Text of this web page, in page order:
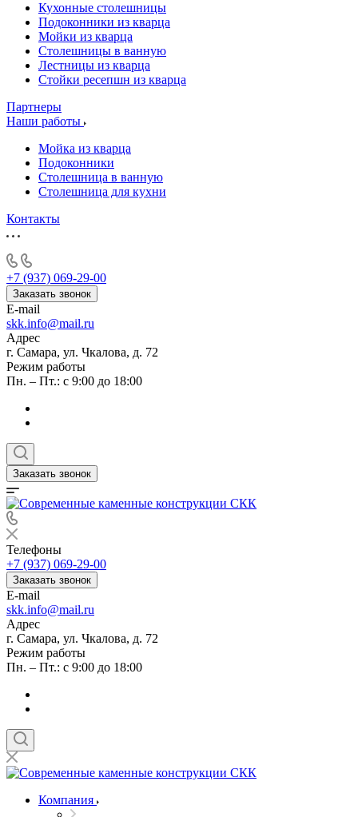
Кухонные столешницы
Подоконники из кварца
Мойки из кварца
Столешницы в ванную
Лестницы из кварца
Стойки ресепшн из кварца
Партнеры
Наши работы
Мойка из кварца
Подоконники
Столешница в ванную
Столешница для кухни
Контакты
+7 (937) 069-29-00
Заказать звонок
E-mail
skk.info@mail.ru
Адрес
г. Самара, ул. Чкалова, д. 72
Режим работы
Пн. – Пт.: с 9:00 до 18:00
Заказать звонок
Телефоны
+7 (937) 069-29-00
Заказать звонок
E-mail
skk.info@mail.ru
Адрес
г. Самара, ул. Чкалова, д. 72
Режим работы
Пн. – Пт.: с 9:00 до 18:00
Компания